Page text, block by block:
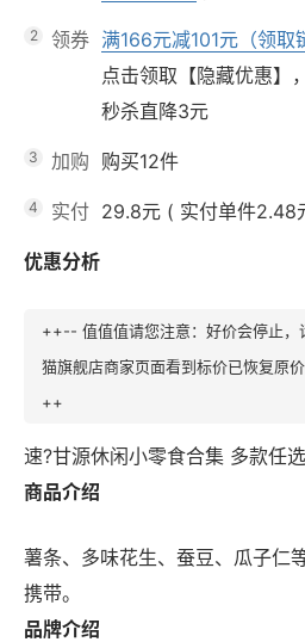
2 领券 满166元减101元（领取
点击领取【隐藏优惠】
秒杀直降3元
3 加购 购买12件
4 实付 29.8元 ( 实付单件2.48
优惠分析
++-- 值值值请您注意：好价会停止，
猫旗舰店商家页面看到标价已恢复原
++
速?甘源休闲小零食合集 多款任
商品介绍
薯条、多味花生、蚕豆、瓜子仁
携带。
品牌介绍